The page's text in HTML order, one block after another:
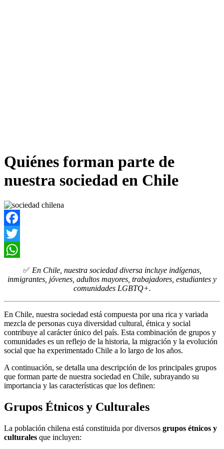
Quiénes forman parte de
nuestra sociedad en Chile
Facebook
Twitter
WhatsApp
✅ En Chile, nuestra sociedad diversa incluye indígenas,
inmigrantes, jóvenes, adultos mayores, trabajadores, estudiantes y
comunidades LGBTQ+.
En Chile, nuestra sociedad está compuesta por una rica y variada
mezcla de personas cuya diversidad cultural, étnica y social
contribuye al carácter único del país. Esta combinación de grupos y
comunidades es un reflejo de la historia, la migración y la evolución
social que ha experimentado Chile a lo largo de los años.
A continuación, se detalla una descripción de los principales grupos
que forman parte de nuestra sociedad en Chile, subrayando su
importancia y las características que los definen:
Grupos Étnicos y Culturales
La población chilena está constituida por diversos grupos étnicos y
culturales que incluyen: